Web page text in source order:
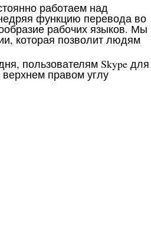
работаем над
функцию перевода во
рабочих языков. Мы
которая позволит людям
пользователям Skype для
верхнем правом углу